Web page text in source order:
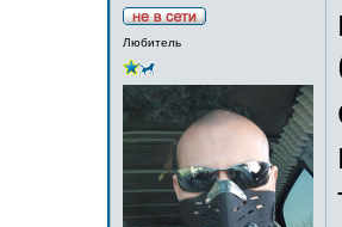
Любитель